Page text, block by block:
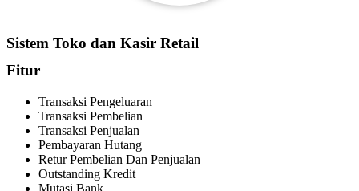
Sistem Toko dan Kasir Retail
Fitur
Transaksi Pengeluaran
Transaksi Pembelian
Transaksi Penjualan
Pembayaran Hutang
Retur Pembelian Dan Penjualan
Outstanding Kredit
Mutasi Bank